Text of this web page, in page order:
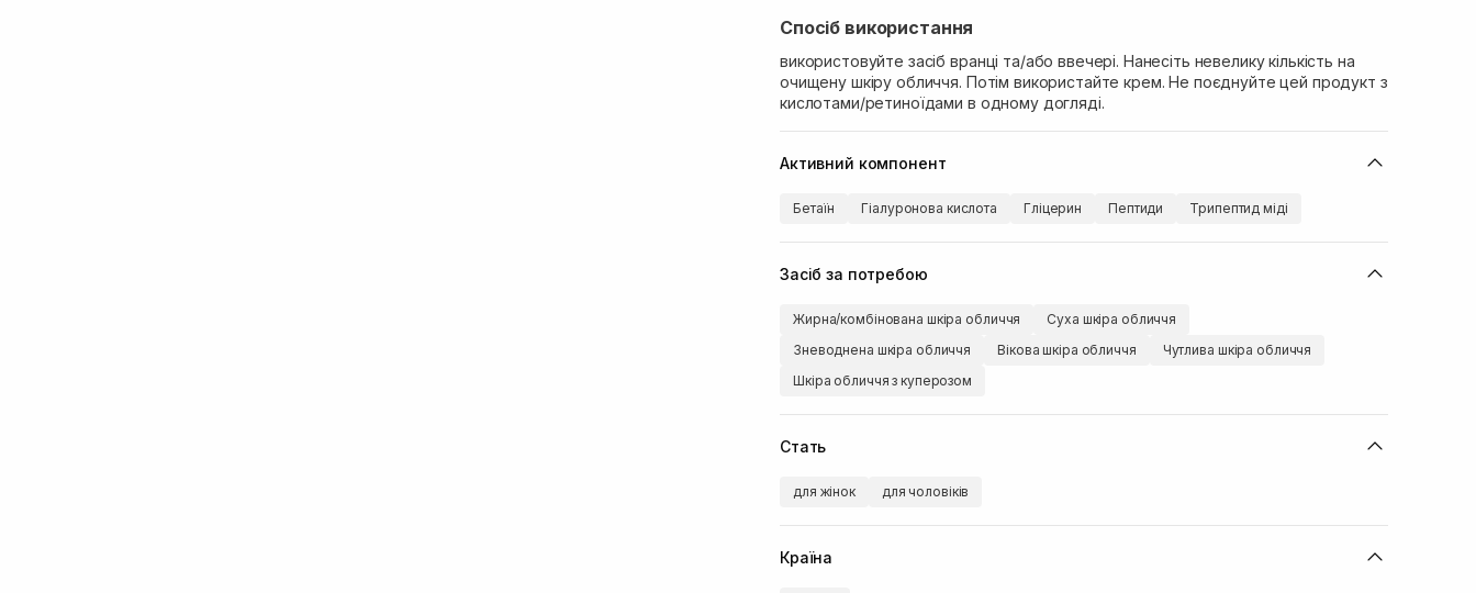
Спосіб використання
використовуйте засіб вранці та/або ввечері. Нанесіть невелику кількість на
очищену шкіру обличчя. Потім використайте крем. Не поєднуйте цей продукт з
кислотами/ретиноїдами в одному догляді.
Активний компонент
Бетаїн Гіалуронова кислота Гліцерин Пептиди Трипептид міді
Засіб за потребою
Жирна/комбінована шкіра обличчя
Суха шкіра обличчя
Зневоднена шкіра обличчя
Вікова шкіра обличчя
Чутлива шкіра обличчя
Шкіра обличчя з куперозом
Стать
для жінок для чоловіків
Країна